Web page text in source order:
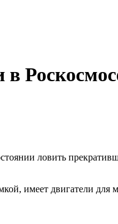
ловить
имеет двигатели